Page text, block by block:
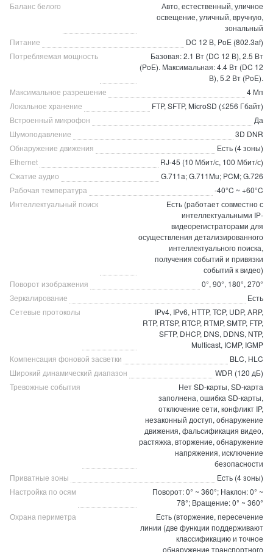
Баланс белого
Авто, естественный, уличное
освещение, уличный, вручную,
зональный
Питание
DC 12 В, PoE (802.3af)
Потребляемая мощность
Базовая: 2.1 Вт (DC 12 В), 2.5 Вт
(PoE). Максимальная: 4.4 Вт (DC 12
В), 5.2 Вт (PoE).
Максимальное разрешение
4 Мп
Локальное хранение
FTP, SFTP, MicroSD (≤256 Гбайт)
Встроенный микрофон
Да
Шумоподавление
3D DNR
Обнаружение движения
Есть (4 зоны)
Ethernet
RJ-45 (10 Мбит/с, 100 Мбит/с)
Сжатие аудио
G.711a; G.711Mu; PCM; G.726
Рабочая температура
-40°C ~ +60°C
Интеллектуальный поиск
Есть (работает совместно с
интеллектуальными IP-
видеорегистраторами для
осуществления детализированного
интеллектуального поиска,
получения событий и привязки
событий к видео)
Поворот изображения
0°, 90°, 180°, 270°
Зеркалирование
Есть
Сетевые протоколы
IPv4, IPv6, HTTP, TCP, UDP, ARP,
RTP, RTSP, RTCP, RTMP, SMTP, FTP,
SFTP, DHCP, DNS, DDNS, NTP,
Multicast, ICMP, IGMP
Компенсация фоновой засветки
BLC, HLC
Широкий динамический диапазон
WDR (120 дБ)
Тревожные события
Нет SD-карты, SD-карта
заполнена, ошибка SD-карты,
отключение сети, конфликт IP,
незаконный доступ, обнаружение
движения, фальсификация видео,
растяжка, вторжение, обнаружение
напряжения, исключение
безопасности
Приватные зоны
Есть (4 зоны)
Настройка по осям
Поворот: 0° ~ 360°; Наклон: 0° ~
78°; Вращение: 0° ~ 360°
Охрана периметра
Есть (вторжение, пересечение
линии (две функции поддерживают
классификацию и точное
обнаружение транспортного